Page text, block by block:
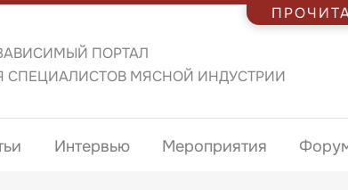
ПОРТАЛ
СПЕЦИАЛИСТОВ МЯСНОЙ ИНДУСТРИИ
Интервью Мероприятия